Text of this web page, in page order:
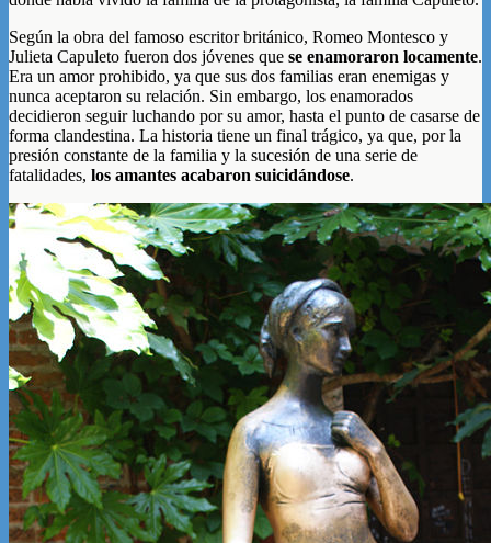
Según la obra del famoso escritor británico, Romeo Montesco y
Julieta Capuleto fueron dos jóvenes que se enamoraron locamente.
Era un amor prohibido, ya que sus dos familias eran enemigas y
nunca aceptaron su relación. Sin embargo, los enamorados
decidieron seguir luchando por su amor, hasta el punto de casarse de
forma clandestina. La historia tiene un final trágico, ya que, por la
presión constante de la familia y la sucesión de una serie de
fatalidades, los amantes acabaron suicidándose.